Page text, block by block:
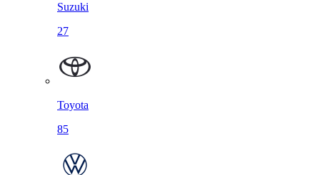
Suzuki
27
Toyota
85